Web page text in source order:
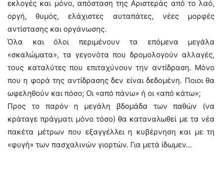
εκλογές και μόνο, απόσταση της Αριστεράς από το λαό,
οργή, θυμός, ελάχιστες αυταπάτες, νέες μορφές
αντίστασης και οργάνωσης.
Όλα και όλοι περιμένουν τα επόμενα μεγάλα
«σκαλώματα», τα γεγονότα που δρομολογούν αλλαγές,
τους καταλύτες που επιταχύνουν την αντίδραση. Μόνο
που η φορά της αντίδρασης δεν είναι δεδομένη. Ποιοι θα
ωφεληθούν και πόσο; Οι «από πάνω» ή οι «από κάτω»;
Προς το παρόν η μεγάλη βδομάδα των παθών (να
κράταγε πράγματι μόνο τόσο) θα καταναλωθεί με τα νέα
πακέτα μέτρων που εξαγγέλλει η κυβέρνηση και με τη
«φυγή» των πασχαλινών γιορτών. Για μετά ίδωμεν…